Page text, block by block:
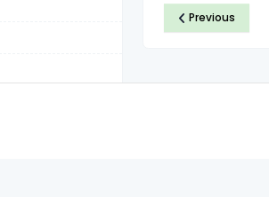
Previous